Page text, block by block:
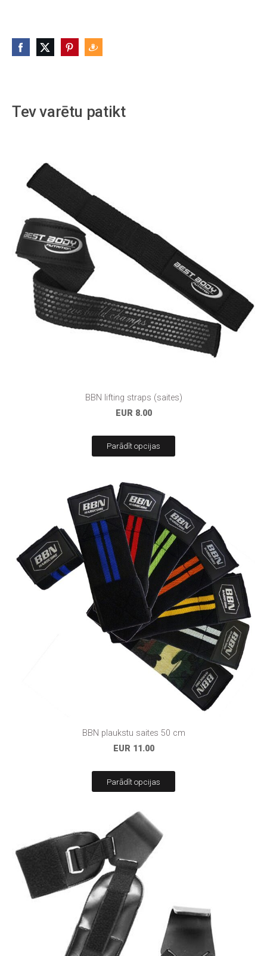
Tev varētu patikt
BBN lifting straps (saites)
EUR 8.00
Parādīt opcijas
BBN plaukstu saites 50 cm
EUR 11.00
Parādīt opcijas